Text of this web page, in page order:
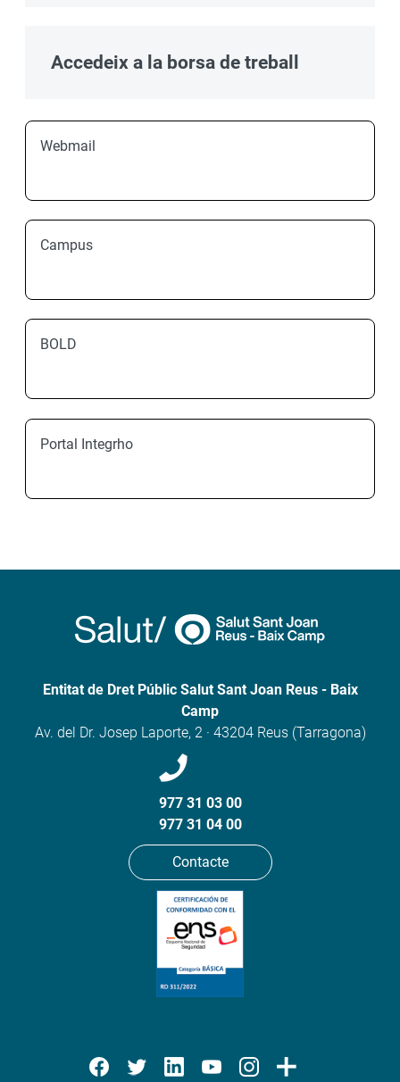
Accedeix a la borsa de treball
Webmail
Campus
BOLD
Portal Integrho
Entitat de Dret Públic Salut Sant Joan Reus - Baix
Camp
Av. del Dr. Josep Laporte, 2 · 43204 Reus (Tarragona)
977 31 03 00
977 31 04 00
Contacte